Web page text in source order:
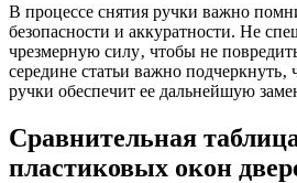
В процессе снятия ручки важно
безопасности и аккуратности. Не
чрезмерную силу‚ чтобы не
середине статьи важно подчеркнуть‚
ручки обеспечит ее дальнейшую
Сравнительная
пластиковых окон